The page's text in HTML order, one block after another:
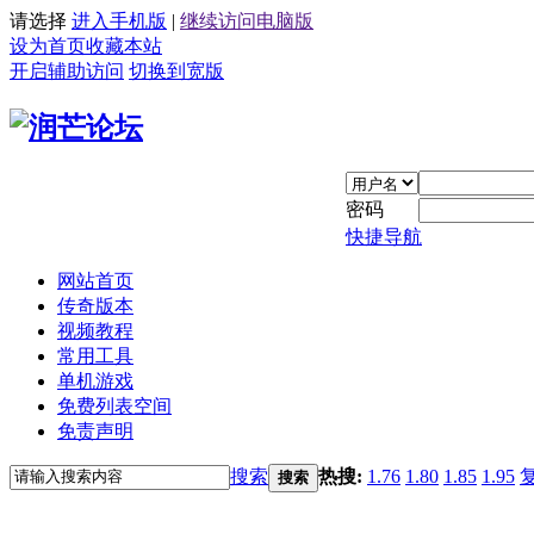
请选择 进入手机版 | 继续访问电脑版
设为首页收藏本站
开启辅助访问 切换到宽版
密码
快捷导航
网站首页
传奇版本
视频教程
常用工具
单机游戏
免费列表空间
免责声明
搜索 搜索 热搜: 1.76 1.80 1.85 1.95